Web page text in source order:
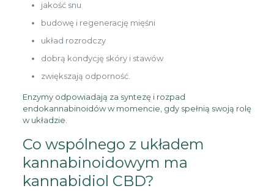
jakość snu
budowę i regenerację mięśni
układ rozrodczy
dobrą kondycję skóry i stawów
zwiększają odporność.
Enzymy odpowiadają za syntezę i rozpad
endokannabinoidów w momencie, gdy spełnią swoją rolę
w układzie.
Co wspólnego z układem
kannabinoidowym ma
kannabidiol CBD?